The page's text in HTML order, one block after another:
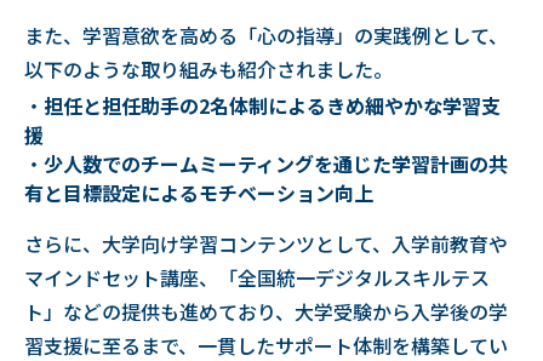
また、学習意欲を高める「心の指導」の実践例として、
以下のような取り組みも紹介されました。
・ 担任と担任助手の2名体制によるきめ細やかな学習支
援
・ 少人数でのチームミーティングを通じた学習計画の共
有と目標設定によるモチベーション向上
さらに、大学向け学習コンテンツとして、入学前教育や
マインドセット講座、「全国統一デジタルスキルテス
ト」などの提供も進めており、大学受験から入学後の学
習支援に至るまで、一貫したサポート体制を構築してい